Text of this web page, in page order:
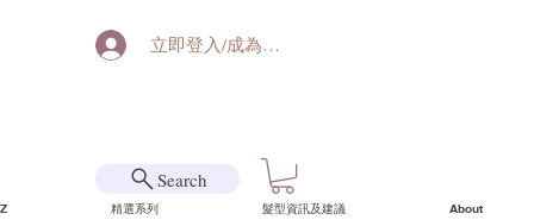
立即登入/成為會員
Search
精選系列 髮型資訊及建議 About